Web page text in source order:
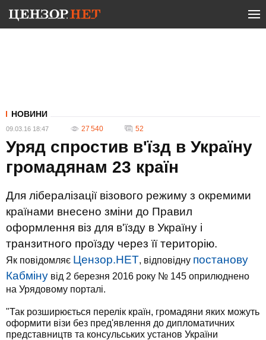
НОВИНИ
09.03.16 18:47 27 540 52
Уряд спростив в'їзд в Україну
громадянам 23 країн
Для лібералізації візового режиму з окремими
країнами внесено зміни до Правил
оформлення віз для в'їзду в Україну і
транзитного проїзду через її територію.
Як повідомляє Цензор.НЕТ, відповідну постанову
Кабміну від 2 березня 2016 року № 145 оприлюднено
на Урядовому порталі.
"Так розширюється перелік країн, громадяни яких можуть
оформити візи без пред'явлення до дипломатичних
представництв та консульських установ України